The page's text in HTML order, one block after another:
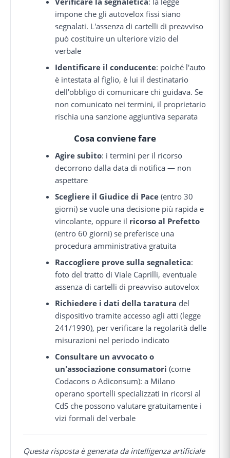
impone che gli autovelox fissi siano
segnalati. L'assenza di cartelli di preavviso
può costituire un ulteriore vizio del
verbale
Identificare il conducente: poiché l'auto
è intestata al figlio, è lui il destinatario
dell'obbligo di comunicare chi guidava. Se
non comunicato nei termini, il proprietario
rischia una sanzione aggiuntiva separata
Cosa conviene fare
Agire subito: i termini per il ricorso
decorrono dalla data di notifica — non
aspettare
Scegliere il Giudice di Pace (entro 30
giorni) se vuole una decisione più rapida e
vincolante, oppure il ricorso al Prefetto
(entro 60 giorni) se preferisce una
procedura amministrativa gratuita
Raccogliere prove sulla segnaletica:
foto del tratto di Viale Caprilli, eventuale
assenza di cartelli di preavviso autovelox
Richiedere i dati della taratura del
dispositivo tramite accesso agli atti (legge
241/1990), per verificare la regolarità delle
misurazioni nel periodo indicato
Consultare un avvocato o
un'associazione consumatori (come
Codacons o Adiconsum): a Milano
operano sportelli specializzati in ricorsi al
CdS che possono valutare gratuitamente i
vizi formali del verbale
Questa risposta è generata da intelligenza artificiale